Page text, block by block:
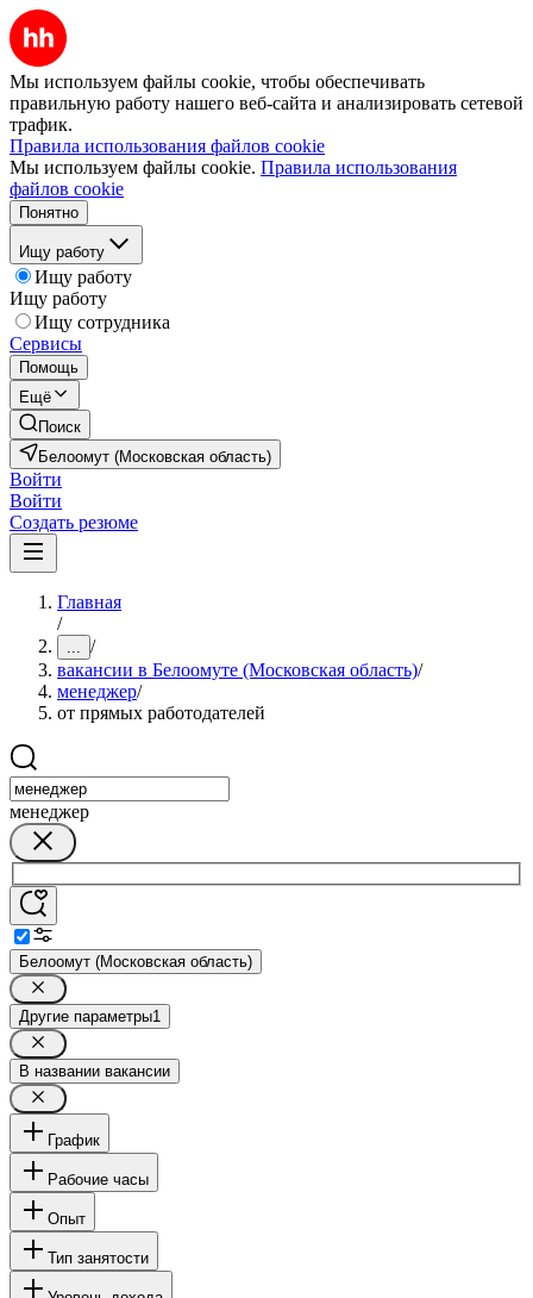
Мы используем файлы cookie, чтобы обеспечивать
правильную работу нашего веб-сайта и анализировать сетевой
трафик.
Правила использования файлов cookie
Мы используем файлы cookie. Правила использования
файлов cookie
Понятно
Ищу работу
Ищу работу
Ищу работу
Ищу сотрудника
Сервисы
Помощь
Ещё
Поиск
Белоомут (Московская область)
Войти
Войти
Создать резюме
Главная
/
... /
вакансии в Белоомуте (Московская область)/
менеджер/
от прямых работодателей
менеджер
Белоомут (Московская область)
Другие параметры1
В названии вакансии
График
Рабочие часы
Опыт
Тип занятости